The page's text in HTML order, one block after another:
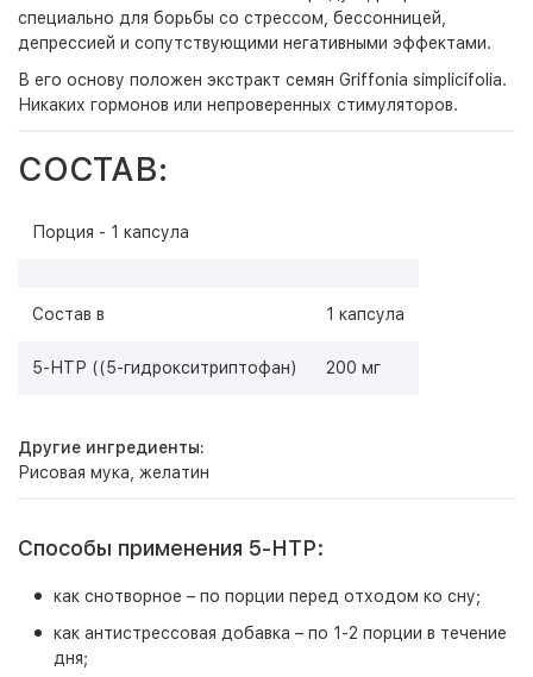
специально для борьбы со стрессом, бессонницей,
депрессией и сопутствующими негативными эффектами.
В его основу положен экстракт семян Griffonia simplicifolia.
Никаких гормонов или непроверенных стимуляторов.
СОСТАВ:
Порция - 1 капсула
Состав в 1 капсула
5-НТР ((5-гидрокситриптофан) 200 мг
Другие ингредиенты:
Рисовая мука, желатин
Способы применения 5-HTP:
как снотворное – по порции перед отходом ко сну;
как антистрессовая добавка – по 1-2 порции в течение
дня;